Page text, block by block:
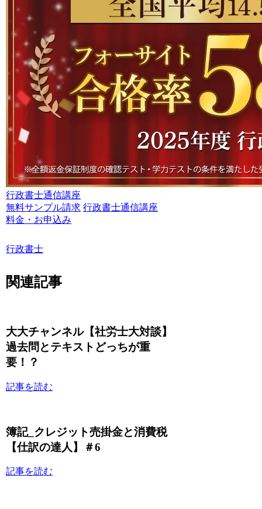
行政書士通信講座
無料サンプル請求 行政書士通信講座
料金・お申込み
行政書士
関連記事
大大チャンネル【社労士大対談】
過去問とテキストどっちが重
要！？
記事を読む
簿記_クレジット売掛金と消費税
【仕訳の達人】＃6
記事を読む